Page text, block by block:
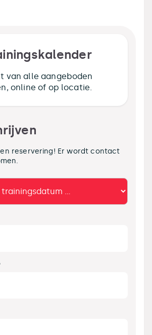
van alle aangeboden
online of op locatie.
reservering! Er wordt contact